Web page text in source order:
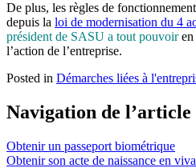
De plus, les règles de
depuis la loi de modernisation du 4
président de SASU a tout pouvoiren
l’action de l’entreprise.
Posted in Démarches liées à
Navigation de l’article
Obtenir un passeport biométrique
Obtenir son acte de naissance en